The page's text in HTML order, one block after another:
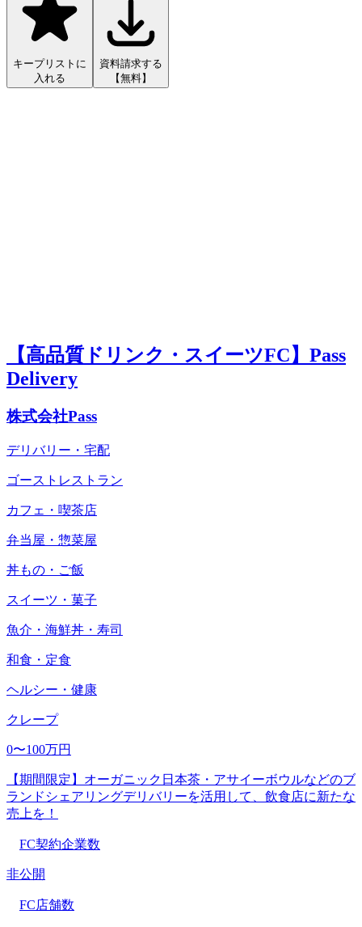
キープリストに
入れる
資料請求する
【無料】
【高品質ドリンク・スイーツFC】Pass
Delivery
株式会社Pass
デリバリー・宅配
ゴーストレストラン
カフェ・喫茶店
弁当屋・惣菜屋
丼もの・ご飯
スイーツ・菓子
魚介・海鮮丼・寿司
和食・定食
ヘルシー・健康
クレープ
0〜100万円
【期間限定】オーガニック日本茶・アサイーボウルなどのブ
ランドシェアリングデリバリーを活用して、飲食店に新たな
売上を！
FC契約企業数
非公開
FC店舗数